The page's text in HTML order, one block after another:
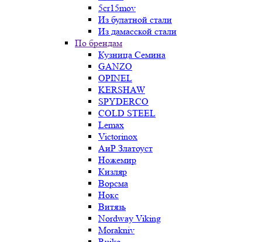
5cr15mov
Из булатной стали
Из дамасской стали
По брендам
Кузница Семина
GANZO
OPINEL
KERSHAW
SPYDERCO
COLD STEEL
Lemax
Victorinox
АиР Златоуст
Ножемир
Кизляр
Ворсма
Нокс
Витязь
Nordway Viking
Morakniv